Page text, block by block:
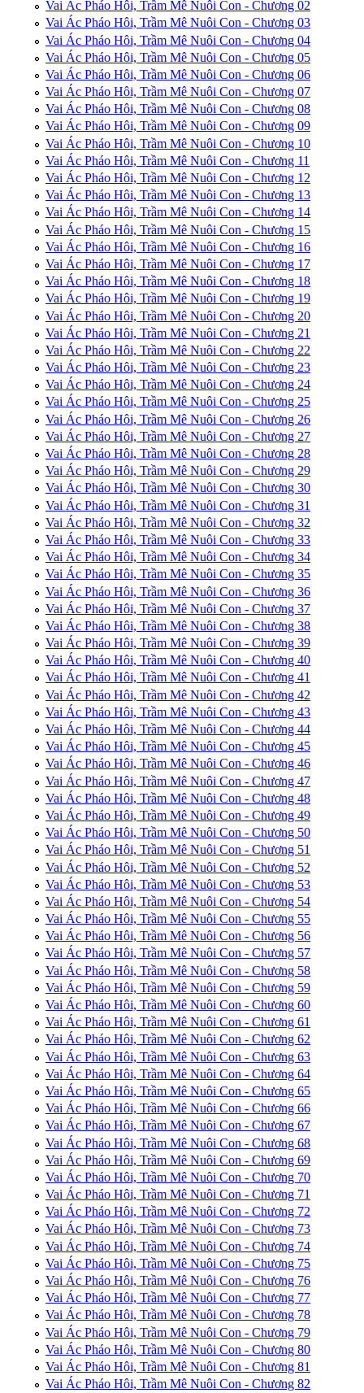
Vai Ác Pháo Hôi, Trầm Mê Nuôi Con - Chương 02
Vai Ác Pháo Hôi, Trầm Mê Nuôi Con - Chương 03
Vai Ác Pháo Hôi, Trầm Mê Nuôi Con - Chương 04
Vai Ác Pháo Hôi, Trầm Mê Nuôi Con - Chương 05
Vai Ác Pháo Hôi, Trầm Mê Nuôi Con - Chương 06
Vai Ác Pháo Hôi, Trầm Mê Nuôi Con - Chương 07
Vai Ác Pháo Hôi, Trầm Mê Nuôi Con - Chương 08
Vai Ác Pháo Hôi, Trầm Mê Nuôi Con - Chương 09
Vai Ác Pháo Hôi, Trầm Mê Nuôi Con - Chương 10
Vai Ác Pháo Hôi, Trầm Mê Nuôi Con - Chương 11
Vai Ác Pháo Hôi, Trầm Mê Nuôi Con - Chương 12
Vai Ác Pháo Hôi, Trầm Mê Nuôi Con - Chương 13
Vai Ác Pháo Hôi, Trầm Mê Nuôi Con - Chương 14
Vai Ác Pháo Hôi, Trầm Mê Nuôi Con - Chương 15
Vai Ác Pháo Hôi, Trầm Mê Nuôi Con - Chương 16
Vai Ác Pháo Hôi, Trầm Mê Nuôi Con - Chương 17
Vai Ác Pháo Hôi, Trầm Mê Nuôi Con - Chương 18
Vai Ác Pháo Hôi, Trầm Mê Nuôi Con - Chương 19
Vai Ác Pháo Hôi, Trầm Mê Nuôi Con - Chương 20
Vai Ác Pháo Hôi, Trầm Mê Nuôi Con - Chương 21
Vai Ác Pháo Hôi, Trầm Mê Nuôi Con - Chương 22
Vai Ác Pháo Hôi, Trầm Mê Nuôi Con - Chương 23
Vai Ác Pháo Hôi, Trầm Mê Nuôi Con - Chương 24
Vai Ác Pháo Hôi, Trầm Mê Nuôi Con - Chương 25
Vai Ác Pháo Hôi, Trầm Mê Nuôi Con - Chương 26
Vai Ác Pháo Hôi, Trầm Mê Nuôi Con - Chương 27
Vai Ác Pháo Hôi, Trầm Mê Nuôi Con - Chương 28
Vai Ác Pháo Hôi, Trầm Mê Nuôi Con - Chương 29
Vai Ác Pháo Hôi, Trầm Mê Nuôi Con - Chương 30
Vai Ác Pháo Hôi, Trầm Mê Nuôi Con - Chương 31
Vai Ác Pháo Hôi, Trầm Mê Nuôi Con - Chương 32
Vai Ác Pháo Hôi, Trầm Mê Nuôi Con - Chương 33
Vai Ác Pháo Hôi, Trầm Mê Nuôi Con - Chương 34
Vai Ác Pháo Hôi, Trầm Mê Nuôi Con - Chương 35
Vai Ác Pháo Hôi, Trầm Mê Nuôi Con - Chương 36
Vai Ác Pháo Hôi, Trầm Mê Nuôi Con - Chương 37
Vai Ác Pháo Hôi, Trầm Mê Nuôi Con - Chương 38
Vai Ác Pháo Hôi, Trầm Mê Nuôi Con - Chương 39
Vai Ác Pháo Hôi, Trầm Mê Nuôi Con - Chương 40
Vai Ác Pháo Hôi, Trầm Mê Nuôi Con - Chương 41
Vai Ác Pháo Hôi, Trầm Mê Nuôi Con - Chương 42
Vai Ác Pháo Hôi, Trầm Mê Nuôi Con - Chương 43
Vai Ác Pháo Hôi, Trầm Mê Nuôi Con - Chương 44
Vai Ác Pháo Hôi, Trầm Mê Nuôi Con - Chương 45
Vai Ác Pháo Hôi, Trầm Mê Nuôi Con - Chương 46
Vai Ác Pháo Hôi, Trầm Mê Nuôi Con - Chương 47
Vai Ác Pháo Hôi, Trầm Mê Nuôi Con - Chương 48
Vai Ác Pháo Hôi, Trầm Mê Nuôi Con - Chương 49
Vai Ác Pháo Hôi, Trầm Mê Nuôi Con - Chương 50
Vai Ác Pháo Hôi, Trầm Mê Nuôi Con - Chương 51
Vai Ác Pháo Hôi, Trầm Mê Nuôi Con - Chương 52
Vai Ác Pháo Hôi, Trầm Mê Nuôi Con - Chương 53
Vai Ác Pháo Hôi, Trầm Mê Nuôi Con - Chương 54
Vai Ác Pháo Hôi, Trầm Mê Nuôi Con - Chương 55
Vai Ác Pháo Hôi, Trầm Mê Nuôi Con - Chương 56
Vai Ác Pháo Hôi, Trầm Mê Nuôi Con - Chương 57
Vai Ác Pháo Hôi, Trầm Mê Nuôi Con - Chương 58
Vai Ác Pháo Hôi, Trầm Mê Nuôi Con - Chương 59
Vai Ác Pháo Hôi, Trầm Mê Nuôi Con - Chương 60
Vai Ác Pháo Hôi, Trầm Mê Nuôi Con - Chương 61
Vai Ác Pháo Hôi, Trầm Mê Nuôi Con - Chương 62
Vai Ác Pháo Hôi, Trầm Mê Nuôi Con - Chương 63
Vai Ác Pháo Hôi, Trầm Mê Nuôi Con - Chương 64
Vai Ác Pháo Hôi, Trầm Mê Nuôi Con - Chương 65
Vai Ác Pháo Hôi, Trầm Mê Nuôi Con - Chương 66
Vai Ác Pháo Hôi, Trầm Mê Nuôi Con - Chương 67
Vai Ác Pháo Hôi, Trầm Mê Nuôi Con - Chương 68
Vai Ác Pháo Hôi, Trầm Mê Nuôi Con - Chương 69
Vai Ác Pháo Hôi, Trầm Mê Nuôi Con - Chương 70
Vai Ác Pháo Hôi, Trầm Mê Nuôi Con - Chương 71
Vai Ác Pháo Hôi, Trầm Mê Nuôi Con - Chương 72
Vai Ác Pháo Hôi, Trầm Mê Nuôi Con - Chương 73
Vai Ác Pháo Hôi, Trầm Mê Nuôi Con - Chương 74
Vai Ác Pháo Hôi, Trầm Mê Nuôi Con - Chương 75
Vai Ác Pháo Hôi, Trầm Mê Nuôi Con - Chương 76
Vai Ác Pháo Hôi, Trầm Mê Nuôi Con - Chương 77
Vai Ác Pháo Hôi, Trầm Mê Nuôi Con - Chương 78
Vai Ác Pháo Hôi, Trầm Mê Nuôi Con - Chương 79
Vai Ác Pháo Hôi, Trầm Mê Nuôi Con - Chương 80
Vai Ác Pháo Hôi, Trầm Mê Nuôi Con - Chương 81
Vai Ác Pháo Hôi, Trầm Mê Nuôi Con - Chương 82